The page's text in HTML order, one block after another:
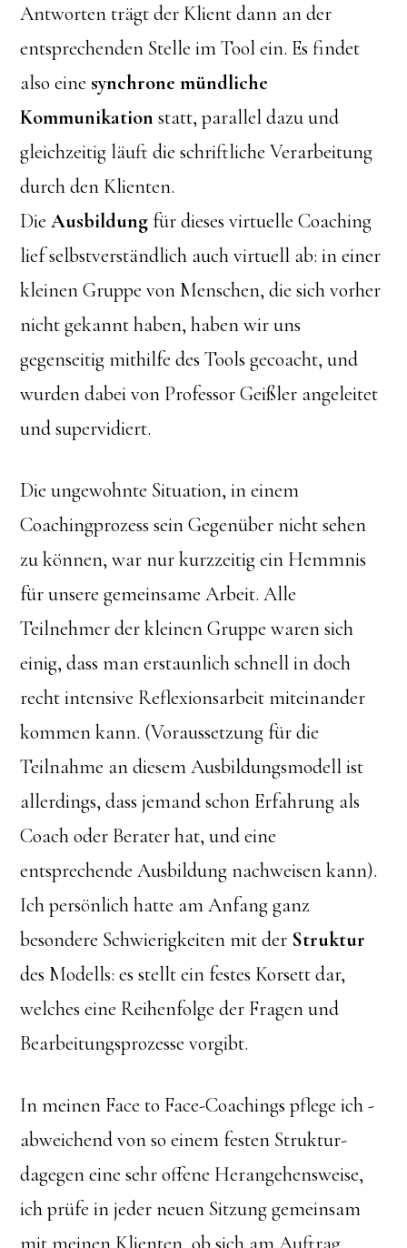
Antworten trägt der Klient dann an der
entsprechenden Stelle im Tool ein. Es findet
also eine synchrone mündliche
Kommunikation statt, parallel dazu und
gleichzeitig läuft die schriftliche Verarbeitung
durch den Klienten.
DieAusbildung für dieses virtuelle Coaching
lief selbstverständlich auch virtuell ab: in einer
kleinen Gruppe von Menschen, die sich vorher
nicht gekannt haben, haben wir uns
gegenseitig mithilfe des Tools gecoacht, und
wurden dabei von Professor Geißler angeleitet
und supervidiert.
Die ungewohnte Situation, in einem
Coachingprozess sein Gegenüber nicht sehen
zu können, war nur kurzzeitig ein Hemmnis
für unsere gemeinsame Arbeit. Alle
Teilnehmer der kleinen Gruppe waren sich
einig, dass man erstaunlich schnell in doch
recht intensive Reflexionsarbeit miteinander
kommen kann. (Voraussetzung für die
Teilnahme an diesem Ausbildungsmodell ist
allerdings, dass jemand schon Erfahrung als
Coach oder Berater hat, und eine
entsprechende Ausbildung nachweisen kann).
Ich persönlich hatte am Anfang ganz
besondere Schwierigkeiten mit der Struktur
des Modells: es stellt ein festes Korsett dar,
welches eine Reihenfolge der Fragen und
Bearbeitungsprozesse vorgibt.
In meinen Face to Face-Coachings pflege ich -
abweichend von so einem festen Struktur-
dagegen eine sehr offene Herangehensweise,
ich prüfe in jeder neuen Sitzung gemeinsam
mit meinen Klienten, ob sich am Auftrag